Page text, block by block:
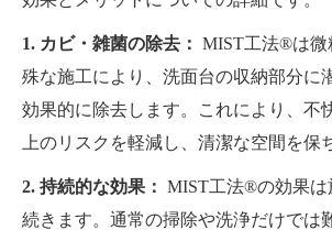
1. カビ・雑菌の除去： MIST工法®は微
殊な施工により、洗面台の収納部分に
効果的に除去します。これにより、不
上のリスクを軽減し、清潔な空間を保
2. 持続的な効果： MIST工法®の効果は
続きます。通常の掃除や洗浄だけでは